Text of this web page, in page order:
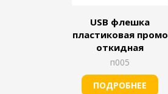
USB флешка
пластиковая промо
откидная
п005
ПОДРОБНЕЕ